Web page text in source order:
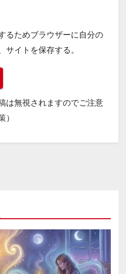
るためブラウザーに自分の
サイトを保存する。
は無視されますのでご注意
）